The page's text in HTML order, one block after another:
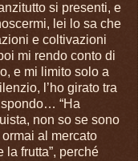
si presenti, e
lei lo sa che
e coltivazioni
mi rendo conto di
e mi limito solo a
l’ho girato tra
“Ha
non so se sono
al mercato
la frutta”, perché